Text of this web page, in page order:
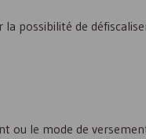
possibilité de
ou le mode de